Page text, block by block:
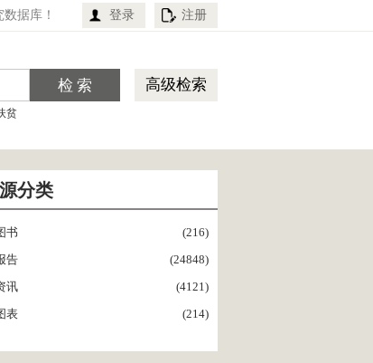
登录 注册
据库！
高级检索
贫
分类
书
(216)
告
(24848)
讯
(4121)
表
(214)